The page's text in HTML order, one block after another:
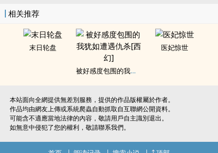
相关推荐
末日轮盘
被好感度包围的我犹如遭遇仇杀[西幻]
医妃惊世
本站面向全網提供無差別服務，提供的作品版權屬於作者。
作品均由網友上傳或系統爬蟲自動抓取自互聯網公開資料。
可能含不適應當地法律的內容，敬請用戶自主識別退出。
如無意中侵犯了您的權利，敬請聯系我們。